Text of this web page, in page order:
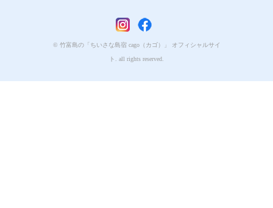
© 竹富島の「ちいさな島宿 cago（カゴ）」 オフィシャルサイ
ト. all rights reserved.